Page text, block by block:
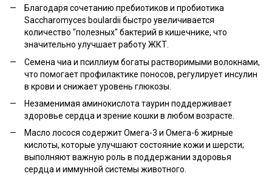
Благодаря сочетанию пребиотиков и пробиотика
Saccharomyces boulardii быстро увеличивается
количество "полезных" бактерий в кишечнике, что
значительно улучшает работу ЖКТ.
Семена чиа и псиллиум богаты растворимыми волокнами,
что помогает профилактике поносов, регулирует инсулин
в крови и снижает уровень глюкозы.
Незаменимая аминокислота таурин поддерживает
здоровье сердца и зрение кошки в любом возрасте.
Масло лосося содержит Омега-3 и Омега-6 жирные
кислоты, которые улучшают состояние кожи и шерсти;
выполняют важную роль в поддержании здоровья
сердца и иммунной системы животного.